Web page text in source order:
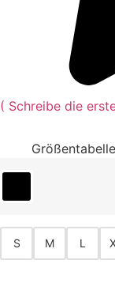
( Schreibe die
S M L